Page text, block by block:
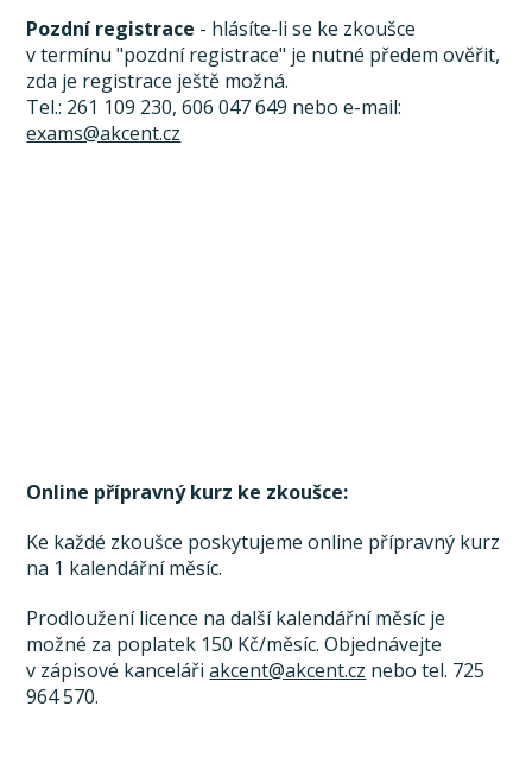
Pozdní registrace - hlásíte-li se ke zkoušce
v termínu "pozdní registrace" je nutné předem ověřit,
zda je registrace ještě možná.
Tel.: 261 109 230, 606 047 649 nebo e-mail:
exams@akcent.cz
Online přípravný kurz ke zkoušce:
Ke každé zkoušce poskytujeme online přípravný kurz
na 1 kalendářní měsíc.
Prodloužení licence na další kalendářní měsíc je
možné za poplatek 150 Kč/měsíc. Objednávejte
v zápisové kancelářiakcent@akcent.cz nebo tel. 725
964 570.